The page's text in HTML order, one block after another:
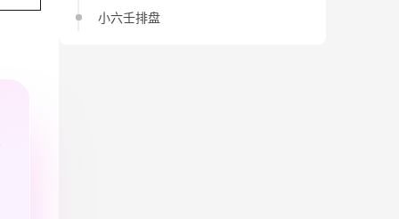
小六壬排盘